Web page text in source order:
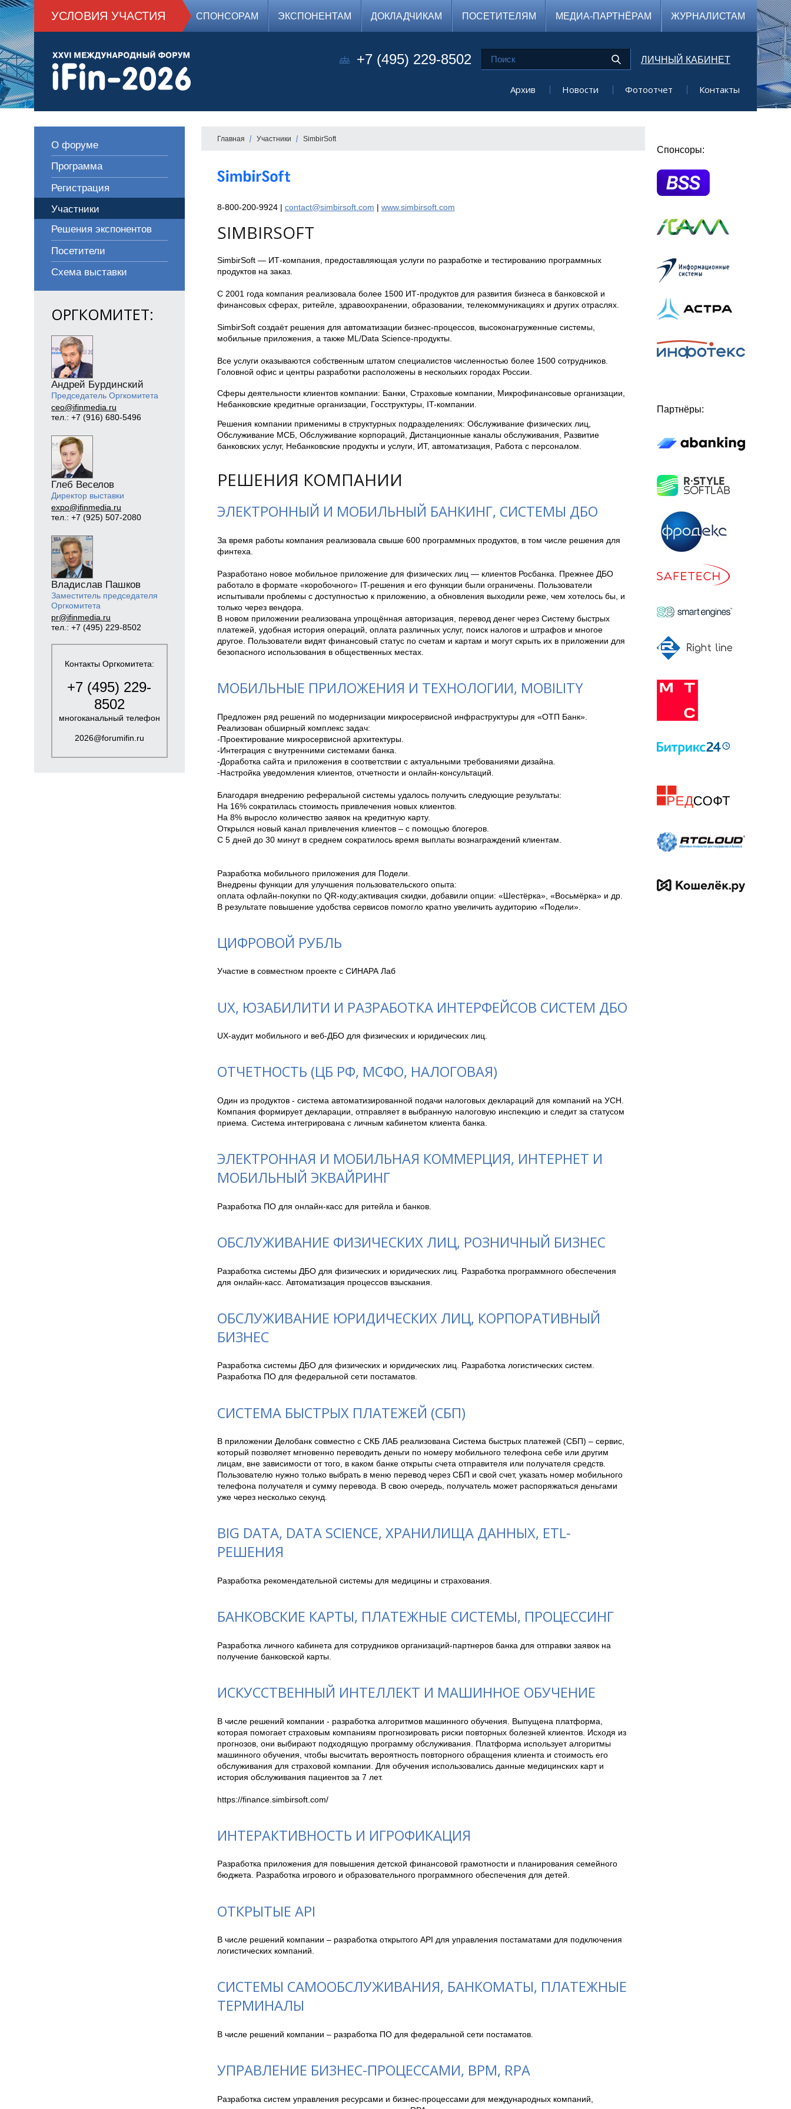
УСЛОВИЯ УЧАСТИЯ СПОНСОРАМ ЭКСПОНЕНТАМ ДОКЛАДЧИКАМ ПОСЕТИТЕЛЯМ МЕДИА-ПАРТНЁРАМ ЖУРНАЛИСТАМ
+7 (495) 229-8502 ЛИЧНЫЙ КАБИНЕТ
Архив Новости Фотоотчет Контакты
О форуме
Программа
Регистрация
Участники
Решения экспонентов
Посетители
Схема выставки
ОРГКОМИТЕТ:
Андрей Бурдинский
Председатель Оргкомитета
ceo@ifinmedia.ru
тел.: +7 (916) 680-5496
Глеб Веселов
Директор выставки
expo@ifinmedia.ru
тел.: +7 (925) 507-2080
Владислав Пашков
Заместитель председателя
Оргкомитета
pr@ifinmedia.ru
тел.: +7 (495) 229-8502
Контакты Оргкомитета:
+7 (495) 229-
8502
многоканальный телефон
2026@forumifin.ru
Главная Участники SimbirSoft
8-800-200-9924 | contact@simbirsoft.com | www.simbirsoft.com
SIMBIRSOFT
SimbirSoft — ИТ-компания, предоставляющая услуги по разработке и тестированию программных
продуктов на заказ.
С 2001 года компания реализовала более 1500 ИТ-продуктов для развития бизнеса в банковской и
финансовых сферах, ритейле, здравоохранении, образовании, телекоммуникациях и других отраслях.
SimbirSoft создаёт решения для автоматизации бизнес-процессов, высоконагруженные системы,
мобильные приложения, а также ML/Data Science-продукты.
Все услуги оказываются собственным штатом специалистов численностью более 1500 сотрудников.
Головной офис и центры разработки расположены в нескольких городах России.
Сферы деятельности клиентов компании: Банки, Страховые компании, Микрофинансовые организации,
Небанковские кредитные организации, Госструктуры, IT-компании.
Решения компании применимы в структурных подразделениях: Обслуживание физических лиц,
Обслуживание МСБ, Обслуживание корпораций, Дистанционные каналы обслуживания, Развитие
банковских услуг, Небанковские продукты и услуги, ИТ, автоматизация, Работа с персоналом.
РЕШЕНИЯ КОМПАНИИ
ЭЛЕКТРОННЫЙ И МОБИЛЬНЫЙ БАНКИНГ, СИСТЕМЫ ДБО
За время работы компания реализовала свыше 600 программных продуктов, в том числе решения для
финтеха.
Разработано новое мобильное приложение для физических лиц — клиентов Росбанка. Прежнее ДБО
работало в формате «коробочного» IT-решения и его функции были ограничены. Пользователи
испытывали проблемы с доступностью к приложению, а обновления выходили реже, чем хотелось бы, и
только через вендора.
В новом приложении реализована упрощённая авторизация, перевод денег через Систему быстрых
платежей, удобная история операций, оплата различных услуг, поиск налогов и штрафов и многое
другое. Пользователи видят финансовый статус по счетам и картам и могут скрыть их в приложении для
безопасного использования в общественных местах.
МОБИЛЬНЫЕ ПРИЛОЖЕНИЯ И ТЕХНОЛОГИИ, MOBILITY
Предложен ряд решений по модернизации микросервисной инфраструктуры для «ОТП Банк».
Реализован обширный комплекс задач:
-Проектирование микросервисной архитектуры.
-Интеграция с внутренними системами банка.
-Доработка сайта и приложения в соответствии с актуальными требованиями дизайна.
-Настройка уведомления клиентов, отчетности и онлайн-консультаций.
Благодаря внедрению реферальной системы удалось получить следующие результаты:
На 16% сократилась стоимость привлечения новых клиентов.
На 8% выросло количество заявок на кредитную карту.
Открылся новый канал привлечения клиентов – с помощью блогеров.
С 5 дней до 30 минут в среднем сократилось время выплаты вознаграждений клиентам.
Разработка мобильного приложения для Подели.
Внедрены функции для улучшения пользовательского опыта:
оплата офлайн-покупки по QR-коду;активация скидки, добавили опции: «Шестёрка», «Восьмёрка» и др.
В результате повышение удобства сервисов помогло кратно увеличить аудиторию «Подели».
ЦИФРОВОЙ РУБЛЬ
Участие в совместном проекте с СИНАРА Лаб
UX, ЮЗАБИЛИТИ И РАЗРАБОТКА ИНТЕРФЕЙСОВ СИСТЕМ ДБО
UX-аудит мобильного и веб-ДБО для физических и юридических лиц.
ОТЧЕТНОСТЬ (ЦБ РФ, МСФО, НАЛОГОВАЯ)
Один из продуктов - система автоматизированной подачи налоговых деклараций для компаний на УСН.
Компания формирует декларации, отправляет в выбранную налоговую инспекцию и следит за статусом
приема. Система интегрирована с личным кабинетом клиента банка.
ЭЛЕКТРОННАЯ И МОБИЛЬНАЯ КОММЕРЦИЯ, ИНТЕРНЕТ И
МОБИЛЬНЫЙ ЭКВАЙРИНГ
Разработка ПО для онлайн-касс для ритейла и банков.
ОБСЛУЖИВАНИЕ ФИЗИЧЕСКИХ ЛИЦ, РОЗНИЧНЫЙ БИЗНЕС
Разработка системы ДБО для физических и юридических лиц. Разработка программного обеспечения
для онлайн-касс. Автоматизация процессов взыскания.
ОБСЛУЖИВАНИЕ ЮРИДИЧЕСКИХ ЛИЦ, КОРПОРАТИВНЫЙ
БИЗНЕС
Разработка системы ДБО для физических и юридических лиц. Разработка логистических систем.
Разработка ПО для федеральной сети постаматов.
СИСТЕМА БЫСТРЫХ ПЛАТЕЖЕЙ (СБП)
В приложении Делобанк совместно с СКБ ЛАБ реализована Система быстрых платежей (СБП) – сервис,
который позволяет мгновенно переводить деньги по номеру мобильного телефона себе или другим
лицам, вне зависимости от того, в каком банке открыты счета отправителя или получателя средств.
Пользователю нужно только выбрать в меню перевод через СБП и свой счет, указать номер мобильного
телефона получателя и сумму перевода. В свою очередь, получатель может распоряжаться деньгами
уже через несколько секунд.
BIG DATA, DATA SCIENCE, ХРАНИЛИЩА ДАННЫХ, ETL-
РЕШЕНИЯ
Разработка рекомендательной системы для медицины и страхования.
БАНКОВСКИЕ КАРТЫ, ПЛАТЕЖНЫЕ СИСТЕМЫ, ПРОЦЕССИНГ
Разработка личного кабинета для сотрудников организаций-партнеров банка для отправки заявок на
получение банковской карты.
ИСКУССТВЕННЫЙ ИНТЕЛЛЕКТ И МАШИННОЕ ОБУЧЕНИЕ
В числе решений компании - разработка алгоритмов машинного обучения. Выпущена платформа,
которая помогает страховым компаниям прогнозировать риски повторных болезней клиентов. Исходя из
прогнозов, они выбирают подходящую программу обслуживания. Платформа использует алгоритмы
машинного обучения, чтобы высчитать вероятность повторного обращения клиента и стоимость его
обслуживания для страховой компании. Для обучения использовались данные медицинских карт и
история обслуживания пациентов за 7 лет.
https://finance.simbirsoft.com/
ИНТЕРАКТИВНОСТЬ И ИГРОФИКАЦИЯ
Разработка приложения для повышения детской финансовой грамотности и планирования семейного
бюджета. Разработка игрового и образовательного программного обеспечения для детей.
ОТКРЫТЫЕ API
В числе решений компании – разработка открытого API для управления постаматами для подключения
логистических компаний.
СИСТЕМЫ САМООБСЛУЖИВАНИЯ, БАНКОМАТЫ, ПЛАТЕЖНЫЕ
ТЕРМИНАЛЫ
В числе решений компании – разработка ПО для федеральной сети постаматов.
УПРАВЛЕНИЕ БИЗНЕС-ПРОЦЕССАМИ, BPM, RPA
Разработка систем управления ресурсами и бизнес-процессами для международных компаний,
Спонсоры:
Партнёры: